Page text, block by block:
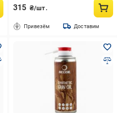
315 ₴/шт.
Привезём Доставим